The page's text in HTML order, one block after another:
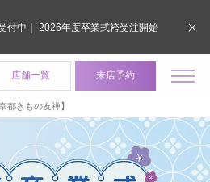
店舗一覧 来店予約
都きもの友禅】
付中｜ 2026年度卒業式袴受注開始